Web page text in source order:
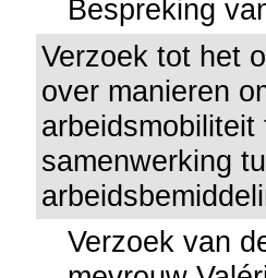
Bespreking
Verzoek tot het
over manieren
samenwerking
Verzoek van